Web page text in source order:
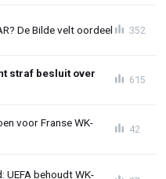
De Bilde velt oordeel 352
straf besluit over
615
voor Franse WK-
42
behoudt WK-